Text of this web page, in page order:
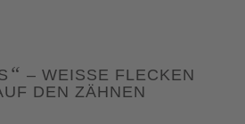
“ – WEISSE FLECKEN O
DEN ZÄHNEN